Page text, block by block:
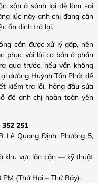
xộn ở sảnh lại dễ làm sai
lúc này anh chị đang cần
ổn định trở lại.
cần được xử lý gấp, nên
phục vài lỗi cơ bản ở phần
qua trước, nếu vẫn không
đường Huỳnh Tấn Phát để
kiểm tra lỗi, hỏng đâu sửa
để anh chị hoàn toàn yên
352 251
Lê Quang Định, Phường 5,
khu vực lân cận — kỹ thuật
PM (Thứ Hai – Thứ Bảy).